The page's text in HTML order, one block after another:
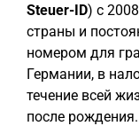
Steuer-ID) с
страны и
номером для
Германии, в
течение всей
после рождения.